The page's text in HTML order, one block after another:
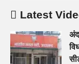
Latest